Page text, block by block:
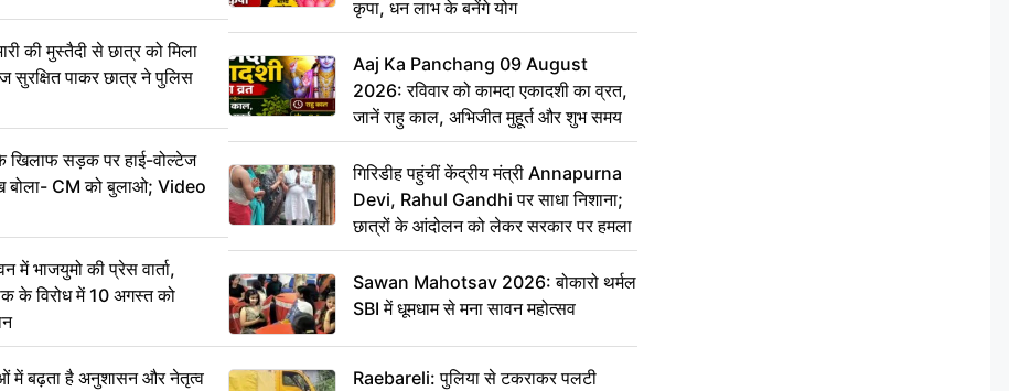
की मुस्तैदी से छात्र को मिला
सुरक्षित पाकर छात्र ने पुलिस
खिलाफ सड़क पर हाई-वोल्टेज
बोला- CM को बुलाओ; Video
में भाजयुमो की प्रेस वार्ता,
के विरोध में 10 अगस्त को
में बढ़ता है अनुशासन और नेतृत्व
कृपा, धन लाभ के बनेंगे योग
Aaj Ka Panchang 09 August
2026: रविवार को कामदा एकादशी का व्रत,
जानें राहु काल, अभिजीत मुहूर्त और शुभ समय
गिरिडीह पहुंचीं केंद्रीय मंत्री Annapurna
Devi, Rahul Gandhi पर साधा निशाना;
छात्रों के आंदोलन को लेकर सरकार पर हमला
Sawan Mahotsav 2026: बोकारो थर्मल
SBI में धूमधाम से मना सावन महोत्सव
Raebareli: पुलिया से टकराकर पलटी